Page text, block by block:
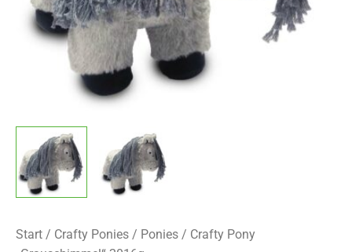
Start / Crafty Ponies / Ponies / Crafty Pony